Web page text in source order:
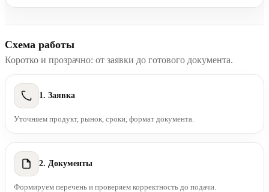
Схема работы
Коротко и прозрачно: от заявки до готового документа.
1. Заявка
Уточняем продукт, рынок, сроки, формат документа.
2. Документы
Формируем перечень и проверяем корректность до подачи.